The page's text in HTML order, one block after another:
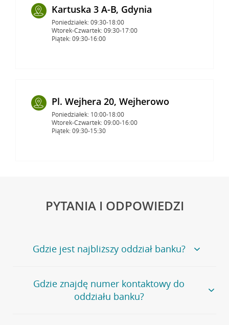
Kartuska 3 A-B, Gdynia
Poniedziałek: 09:30-18:00
Wtorek-Czwartek: 09:30-17:00
Piątek: 09:30-16:00
Pl. Wejhera 20, Wejherowo
Poniedziałek: 10:00-18:00
Wtorek-Czwartek: 09:00-16:00
Piątek: 09:30-15:30
PYTANIA I ODPOWIEDZI
Gdzie jest najbliższy oddział banku?
Jeśli szukasz oddziału naszego banku, zapraszamy na
stronęPlacówki i bankomaty, na której znajduje się
wygodna wyszukiwarka.
Gdzie znajdę numer kontaktowy do
oddziału banku?